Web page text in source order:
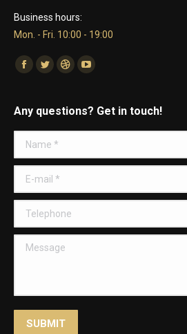
Business hours:
Mon. - Fri. 10:00 - 19:00
Find us on:
Facebook
TwitterDribbbleYouTube
Any questions? Get in touch!
Name *
E-mail *
Telephone
Message
SUBMIT